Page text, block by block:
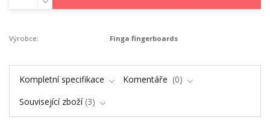
Výrobce: Finga fingerboards
Kompletní specifikace Komentáře
0
Související zboží 3